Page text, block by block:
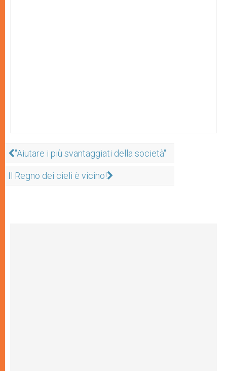
"Aiutare i più svantaggiati della società"
Il Regno dei cieli è vicino!